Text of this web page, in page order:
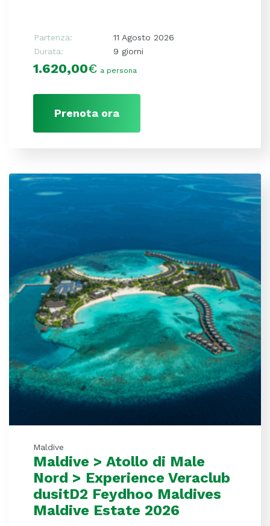
Partenza:
11 Agosto 2026
Durata:
9 giorni
1.620,00€ a persona
Prenota ora
Maldive
Maldive > Atollo di Male
Nord > Experience Veraclub
dusitD2 Feydhoo Maldives
Maldive Estate 2026